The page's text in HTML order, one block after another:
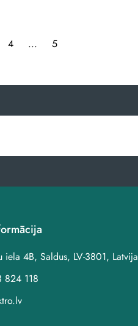
4 ... 5
iela 4B, Saldus, LV-3801, Latvija
824 118